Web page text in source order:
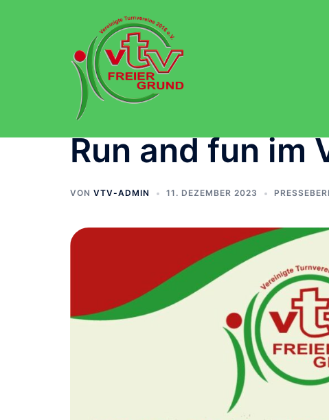
Run and fun im
VON VTV-ADMIN 11. DEZEMBER 2023